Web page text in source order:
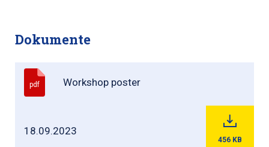
Dokumente
pdf Workshop poster
18.09.2023
456 KB